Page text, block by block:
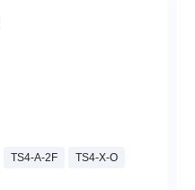
TS4-A-2F TS4-X-O